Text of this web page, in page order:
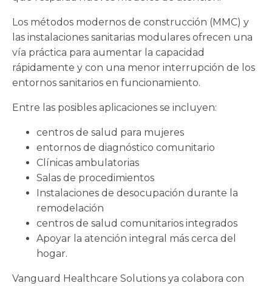
Los métodos modernos de construcción (MMC) y
las instalaciones sanitarias modulares ofrecen una
vía práctica para aumentar la capacidad
rápidamente y con una menor interrupción de los
entornos sanitarios en funcionamiento.
Entre las posibles aplicaciones se incluyen:
centros de salud para mujeres
entornos de diagnóstico comunitario
Clínicas ambulatorias
Salas de procedimientos
Instalaciones de desocupación durante la
remodelación
centros de salud comunitarios integrados
Apoyar la atención integral más cerca del
hogar.
Vanguard Healthcare Solutions ya colabora con